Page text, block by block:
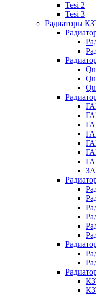
Tesi 2
Tesi 3
Радиаторы